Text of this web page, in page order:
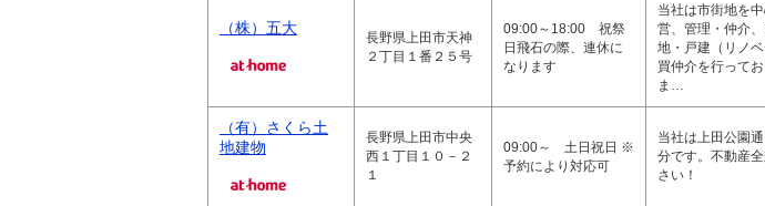
（株）五大
長野県上田市天神
２丁目１番２５号
09:00～18:00 祝祭
日飛石の際、連休に
なります
当社は市街地を
営、管理・仲介
地・戸建（リノ
買仲介を行って
ま…
（有）さくら土
地建物
長野県上田市中央
西１丁目１０－２
１
09:00～ 土日祝日 ※
予約により対応可
当社は上田公園
分です。不動産
さい！